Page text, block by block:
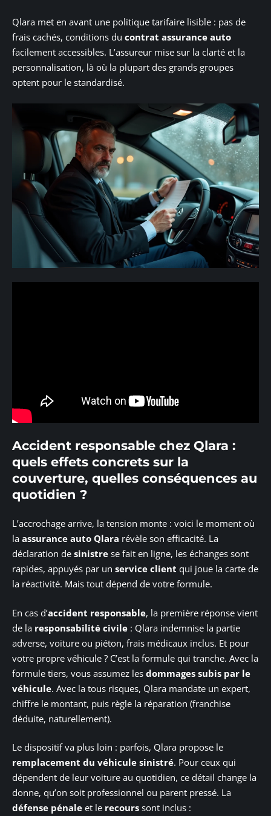
Qlara met en avant une politique tarifaire lisible : pas de
frais cachés, conditions du contrat assurance auto
facilement accessibles. L’assureur mise sur la clarté et la
personnalisation, là où la plupart des grands groupes
optent pour le standardisé.
Accident responsable chez Qlara :
quels effets concrets sur la
couverture, quelles conséquences au
quotidien ?
L’accrochage arrive, la tension monte : voici le moment où
la assurance auto Qlara révèle son efficacité. La
déclaration de sinistre se fait en ligne, les échanges sont
rapides, appuyés par un service client qui joue la carte de
la réactivité. Mais tout dépend de votre formule.
En cas d’accident responsable, la première réponse vient
de la responsabilité civile : Qlara indemnise la partie
adverse, voiture ou piéton, frais médicaux inclus. Et pour
votre propre véhicule ? C’est la formule qui tranche. Avec la
formule tiers, vous assumez les dommages subis par le
véhicule. Avec la tous risques, Qlara mandate un expert,
chiffre le montant, puis règle la réparation (franchise
déduite, naturellement).
Le dispositif va plus loin : parfois, Qlara propose le
remplacement du véhicule sinistré. Pour ceux qui
dépendent de leur voiture au quotidien, ce détail change la
donne, qu’on soit professionnel ou parent pressé. La
défense pénale et le recours sont inclus :